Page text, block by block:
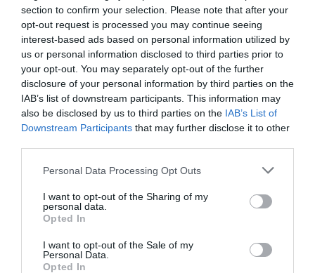
section to confirm your selection. Please note that after your
opt-out request is processed you may continue seeing
interest-based ads based on personal information utilized by
us or personal information disclosed to third parties prior to
your opt-out. You may separately opt-out of the further
disclosure of your personal information by third parties on the
IAB’s list of downstream participants. This information may
also be disclosed by us to third parties on the IAB’s List of
Downstream Participants that may further disclose it to other
Personal Data Processing Opt Outs
I want to opt-out of the Sharing of my
personal data.
Opted In
I want to opt-out of the Sale of my
Personal Data.
Opted In
de 250 clubes de fútbol y baloncesto de toda Europa,
así como más de 20.000 contratos de patrocinio en el
mercado español, segmentados por competición,
tipología de activos, marcas, categorías de producto y
valor económico aproximado de cada acuerdo. Si
quieres más información, contacta con nosotros a
través de intelligence@2playbook.com.
Añadir 2Playbookcomo fuente preferida de Google
ACTIVAR AHORA
Compartir
Imprimir